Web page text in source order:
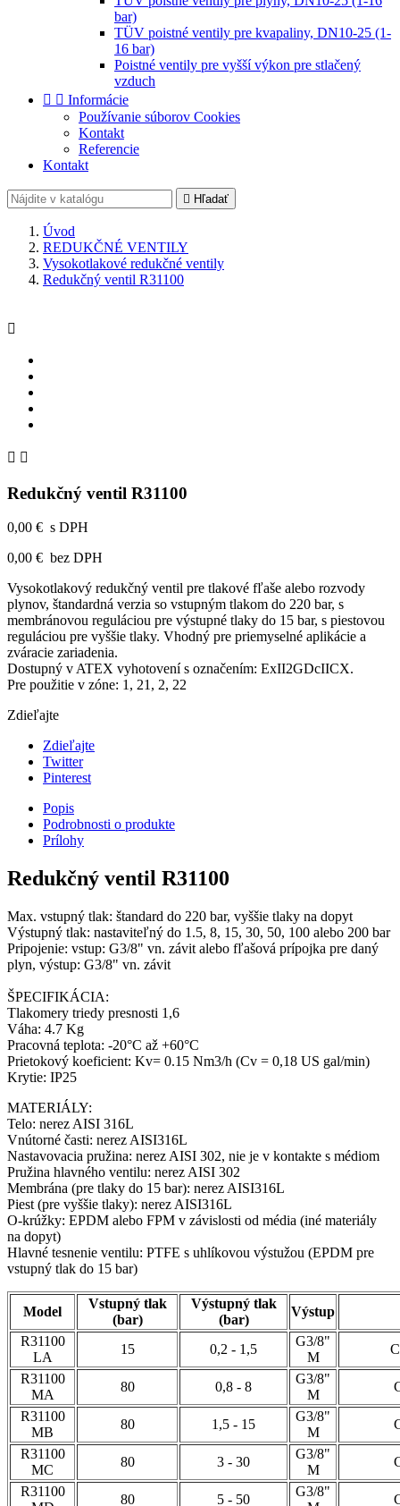
bar)
TÜV poistné ventily pre kvapaliny, DN10-25 (1-
16 bar)
Poistné ventily pre vyšší výkon pre stlačený
vzduch
  Informácie
Používanie súborov Cookies
Kontakt
Referencie
Kontakt
 Hľadať
Úvod
REDUKČNÉ VENTILY
Vysokotlakové redukčné ventily
Redukčný ventil R31100

 
Redukčný ventil R31100
0,00 € s DPH
0,00 € bez DPH
Vysokotlakový redukčný ventil pre tlakové fľaše alebo rozvody
plynov, štandardná verzia so vstupným tlakom do 220 bar, s
membránovou reguláciou pre výstupné tlaky do 15 bar, s piestovou
reguláciou pre vyššie tlaky. Vhodný pre priemyselné aplikácie a
zváracie zariadenia.
Dostupný v ATEX vyhotovení s označením: ExII2GDcIICX.
Pre použitie v zóne: 1, 21, 2, 22
Zdieľajte
Zdieľajte
Twitter
Pinterest
Popis
Podrobnosti o produkte
Prílohy
Redukčný ventil R31100
Max. vstupný tlak: štandard do 220 bar, vyššie tlaky na dopyt
Výstupný tlak: nastaviteľný do 1.5, 8, 15, 30, 50, 100 alebo 200 bar
Pripojenie: vstup: G3/8" vn. závit alebo fľašová prípojka pre daný
plyn, výstup: G3/8" vn. závit
ŠPECIFIKÁCIA:
Tlakomery triedy presnosti 1,6
Váha: 4.7 Kg
Pracovná teplota: -20°C až +60°C
Prietokový koeficient: Kv= 0.15 Nm3/h (Cv = 0,18 US gal/min)
Krytie: IP25
MATERIÁLY:
Telo: nerez AISI 316L
Vnútorné časti: nerez AISI316L
Nastavovacia pružina: nerez AISI 302, nie je v kontakte s médiom
Pružina hlavného ventilu: nerez AISI 302
Membrána (pre tlaky do 15 bar): nerez AISI316L
Piest (pre vyššie tlaky): nerez AISI316L
O-krúžky: EPDM alebo FPM v závislosti od média (iné materiály
na dopyt)
Hlavné tesnenie ventilu: PTFE s uhlíkovou výstužou (EPDM pre
vstupný tlak do 15 bar)
Model
Vstupný tlak
(bar)
Výstupný tlak
(bar)
Výstup
R31100
LA
15 0,2 - 1,5
G3/8"
M
R31100
MA
80 0,8 - 8
G3/8"
M
R31100
MB
80 1,5 - 15
G3/8"
M
R31100
MC
80 3 - 30
G3/8"
M
R31100
80 5 - 50
G3/8"